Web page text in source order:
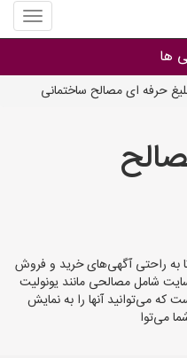
منوی
سایت
فروشی
ها
و کاربرد
هر شهر
حرفه ای مصالح ساختمانی
به راحتی آگهی‌های خرید و فروش
شامل مصالحی مانند یونولیت
می‌توانید آنها را به نمایش